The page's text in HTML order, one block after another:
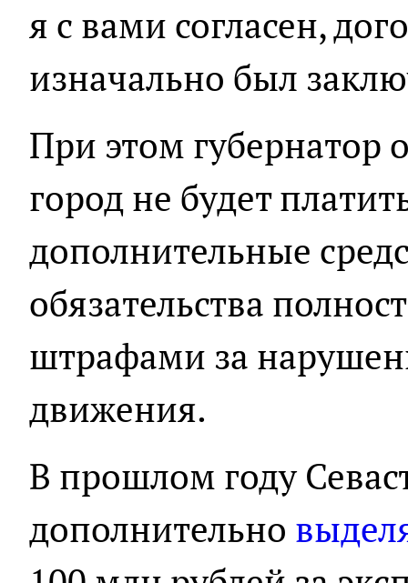
я с вами согласен,
изначально был
При этом губернатор
город не будет
дополнительные
обязательства
штрафами за
движения.
В прошлом году
дополнительно